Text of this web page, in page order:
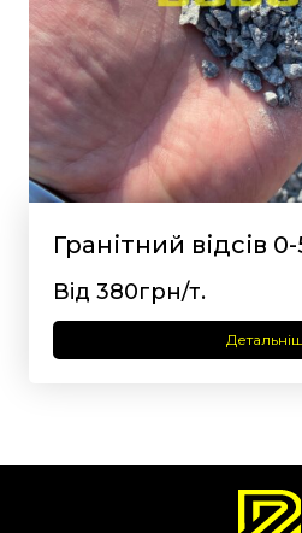
Гранітний відсів
Від 380грн/т.